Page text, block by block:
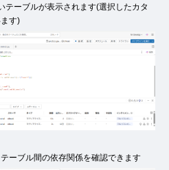
テーブルが表示されます(選択したカタ
す)
ーブル間の依存関係を確認できます